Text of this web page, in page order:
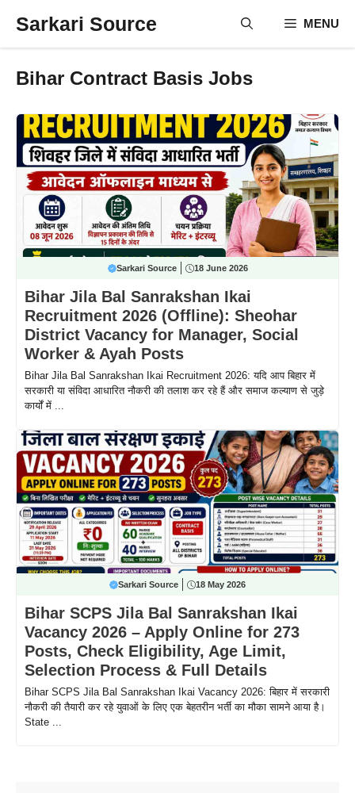
Sarkari Source MENU
Bihar Contract Basis Jobs
Sarkari Source 18 June 2026
Bihar Jila Bal Sanrakshan Ikai
Recruitment 2026 (Offline): Sheohar
District Vacancy for Manager, Social
Worker & Ayah Posts
Bihar Jila Bal Sanrakshan Ikai Recruitment 2026: यदि आप बिहार में
सरकारी या संविदा आधारित नौकरी की तलाश कर रहे हैं और समाज कल्याण से जुड़े
कार्यों में ...
Sarkari Source 18 May 2026
Bihar SCPS Jila Bal Sanrakshan Ikai
Vacancy 2026 – Apply Online for 273
Posts, Check Eligibility, Age Limit,
Selection Process & Full Details
Bihar SCPS Jila Bal Sanrakshan Ikai Vacancy 2026: बिहार में सरकारी
नौकरी की तैयारी कर रहे युवाओं के लिए एक बेहतरीन भर्ती का मौका सामने आया है।
State ...